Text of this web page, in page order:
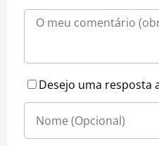
Desejo uma resposta